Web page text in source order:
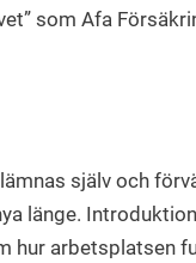
som Afa
själv och
länge.
hur arbetsplatsen